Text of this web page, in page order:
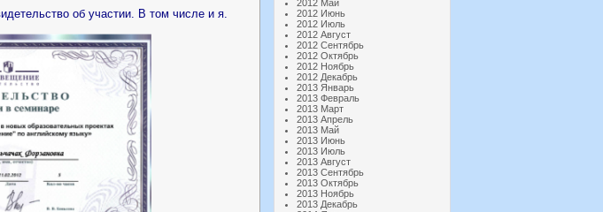
2012 Май
2012 Июнь
2012 Июль
2012 Август
2012 Сентябрь
2012 Октябрь
2012 Ноябрь
2012 Декабрь
2013 Январь
2013 Февраль
2013 Март
2013 Апрель
2013 Май
2013 Июнь
2013 Июль
2013 Август
2013 Сентябрь
2013 Октябрь
2013 Ноябрь
2013 Декабрь
об участии. В том числе и я.